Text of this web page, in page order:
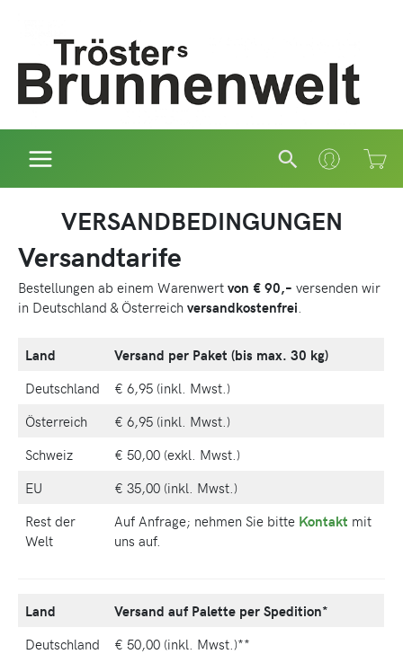
Suchen
VERSANDBEDINGUNGEN
Versandtarife
Bestellungen ab einem Warenwert von € 90,– versenden wir
in Deutschland & Österreich versandkostenfrei
Land
Versand per Paket (bis max. 30 kg)
Deutschland
€ 6,95 (inkl. Mwst.)
Österreich
€ 6,95 (inkl. Mwst.)
Schweiz
€ 50,00 (exkl. Mwst.)
EU
€ 35,00 (inkl. Mwst.)
Rest der
Welt
Auf Anfrage; nehmen Sie bitte Kontakt mit
uns auf.
Land
Versand auf Palette per Spedition*
Deutschland
€ 50,00 (inkl. Mwst.)**